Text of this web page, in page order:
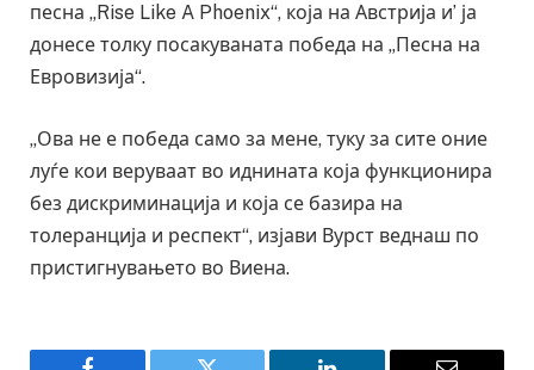
песна „Rise Like A Phoenix“, која на Австрија и’ ја
донесе толку посакуваната победа на „Песна на
Евровизија“.
„Ова не е победа само за мене, туку за сите оние
луѓе кои веруваат во иднината која функционира
без дискриминација и која се базира на
толеранција и респект“, изјави Вурст веднаш по
пристигнувањето во Виена.